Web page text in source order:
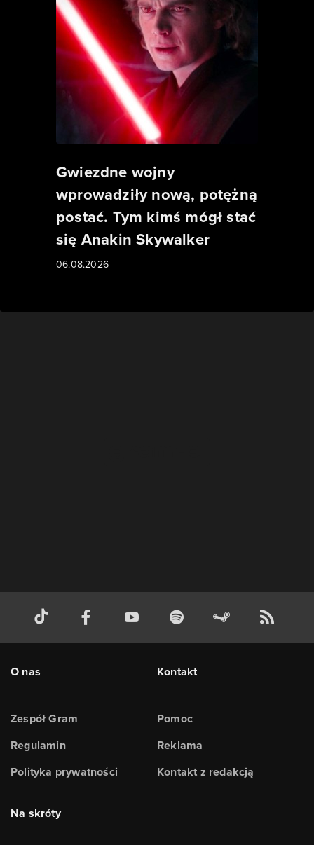
Gwiezdne wojny
wprowadziły nową, potężną
postać. Tym kimś mógł stać
się Anakin Skywalker
06.08.2026
O nas
Zespół Gram
Regulamin
Polityka prywatności
Kontakt
Pomoc
Reklama
Kontakt z redakcją
Na skróty